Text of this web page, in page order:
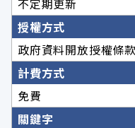
授權方式
政府資料開放授權條
計費方式
免費
關鍵字